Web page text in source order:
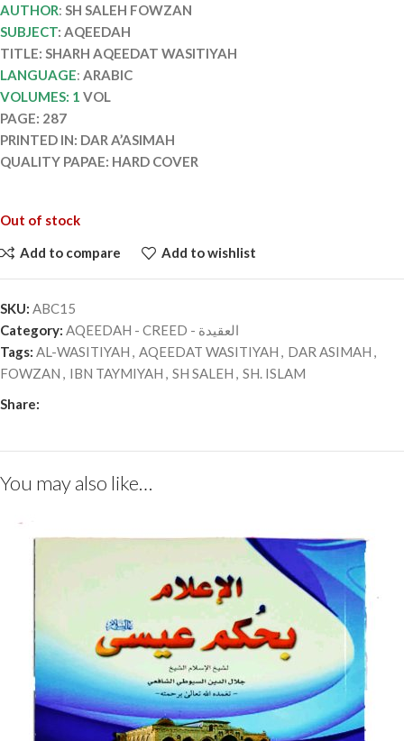
AUTHOR: SH SALEH FOWZAN
SUBJECT: AQEEDAH
TITLE: SHARH AQEEDAT WASITIYAH
LANGUAGE: ARABIC
VOLUMES: 1 VOL
PAGE: 287
PRINTED IN: DAR A’ASIMAH
QUALITY PAPAE: HARD COVER
Out of stock
Add to compare Add to wishlist
SKU: ABC15
Category:
AQEEDAH - CREED - العقيدة
Tags: AL-WASITIYAH , AQEEDAT WASITIYAH , DAR ASIMAH ,
FOWZAN , IBN TAYMIYAH , SH SALEH , SH. ISLAM
Share:
You may also like…